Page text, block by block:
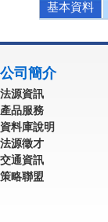
基本資料
公司簡介
法源資訊
產品服務
資料庫說明
法源徵才
交通資訊
策略聯盟